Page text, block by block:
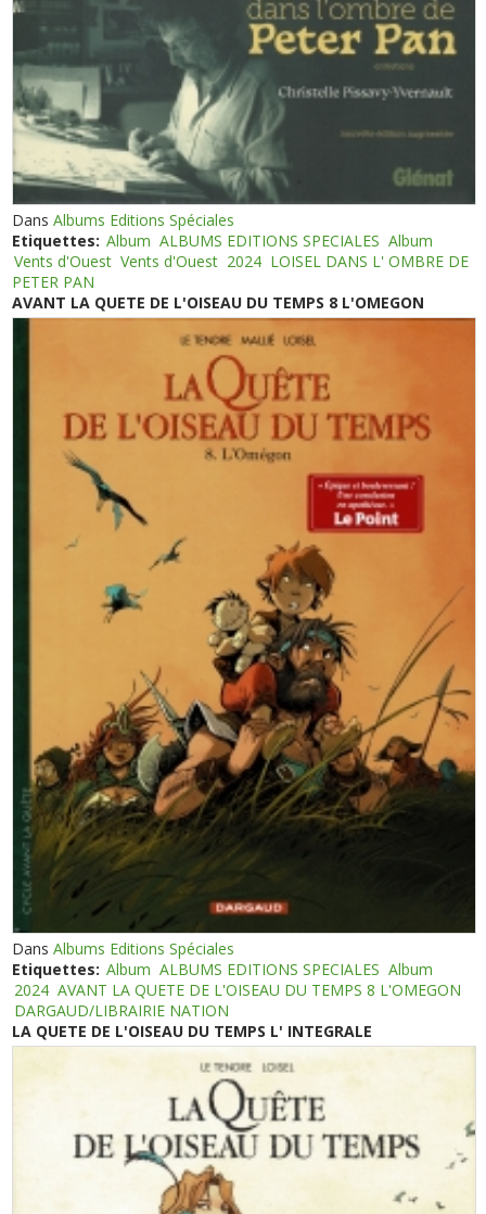
DansAlbums Editions Spéciales
Etiquettes: Album ALBUMS EDITIONS SPECIALES Album
Vents d'Ouest Vents d'Ouest 2024 LOISEL DANS L' OMBRE DE
PETER PAN
AVANT LA QUETE DE L'OISEAU DU TEMPS 8 L'OMEGON
DansAlbums Editions Spéciales
Etiquettes: Album ALBUMS EDITIONS SPECIALES Album
2024 AVANT LA QUETE DE L'OISEAU DU TEMPS 8 L'OMEGON
DARGAUD/LIBRAIRIE NATION
LA QUETE DE L'OISEAU DU TEMPS L' INTEGRALE